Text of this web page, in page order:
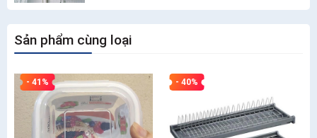
Sản phẩm cùng loại
- 41% - 40%